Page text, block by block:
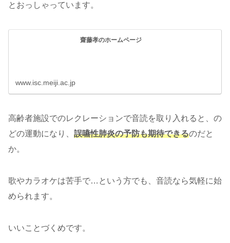
とおっしゃっています。
齋藤孝のホームページ
www.isc.meiji.ac.jp
高齢者施設でのレクレーションで音読を取り入れると、の
どの運動になり、 誤嚥性肺炎の予防も期待できるのだと
か。
歌やカラオケは苦手で…という方でも、音読なら気軽に始
められます。
いいことづくめです。